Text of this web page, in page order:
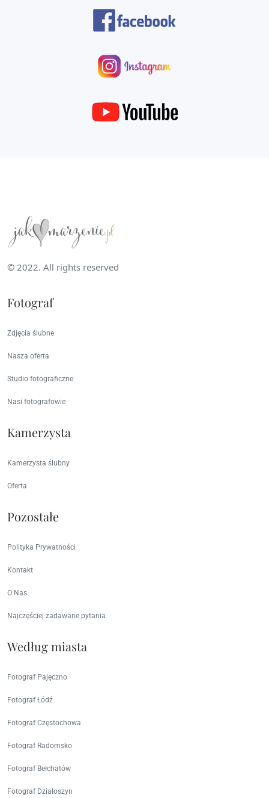
© 2022. All rights reserved
Fotograf
Zdjęcia ślubne
Nasza oferta
Studio fotograficzne
Nasi fotografowie
Kamerzysta
Kamerzysta ślubny
Oferta
Pozostałe
Polityka Prywatności
Kontakt
O Nas
Najczęściej zadawane pytania
Według miasta
Fotograf Pajęczno
Fotograf Łódź
Fotograf Częstochowa
Fotograf Radomsko
Fotograf Bełchatów
Fotograf Działoszyn